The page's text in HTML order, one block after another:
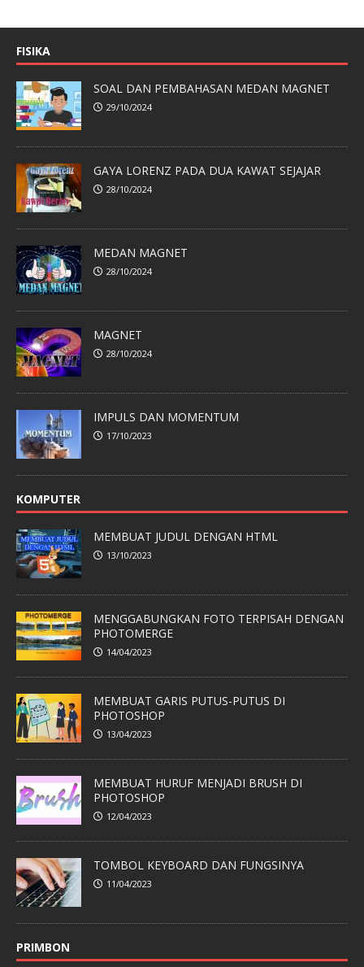
FISIKA
SOAL DAN PEMBAHASAN MEDAN MAGNET
29/10/2024
GAYA LORENZ PADA DUA KAWAT SEJAJAR
28/10/2024
MEDAN MAGNET
28/10/2024
MAGNET
28/10/2024
IMPULS DAN MOMENTUM
17/10/2023
KOMPUTER
MEMBUAT JUDUL DENGAN HTML
13/10/2023
MENGGABUNGKAN FOTO TERPISAH DENGAN
PHOTOMERGE
14/04/2023
MEMBUAT GARIS PUTUS-PUTUS DI
PHOTOSHOP
13/04/2023
MEMBUAT HURUF MENJADI BRUSH DI
PHOTOSHOP
12/04/2023
TOMBOL KEYBOARD DAN FUNGSINYA
11/04/2023
PRIMBON